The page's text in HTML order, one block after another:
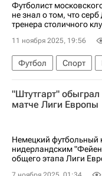
Футболист
не знал о том, что
тренера столичного
11 ноября 2025, 19:56
Футбол Спорт
Кубок России по
Спартак Москва
РПЛ 2026-2027
"Штутгарт"
матче Лиги Европы
Немецкий футбольный
нидерландским
общего этапа Лиги